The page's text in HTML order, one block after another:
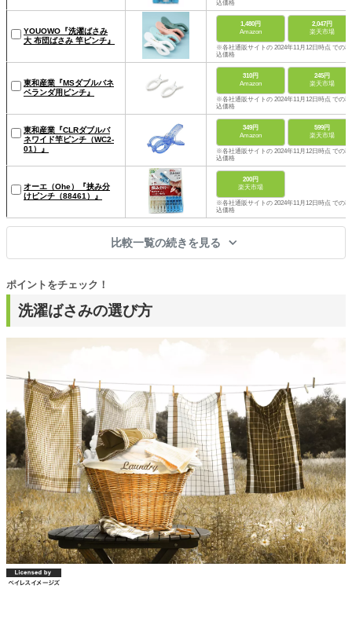
込価格
YOUOWO『洗濯ばさみ
大 布団ばさみ 竿ピンチ』
1,480円
Amazon
2,047円
楽天市場
※各社通販サイトの 2024年11月12日時点 での税
込価格
東和産業『MSダブルバネ
ベランダ用ピンチ』
310円
Amazon
245円
楽天市場
※各社通販サイトの 2024年11月12日時点 での税
込価格
東和産業『CLRダブルバ
ネワイド竿ピンチ（WC2-
01）』
349円
Amazon
599円
楽天市場
※各社通販サイトの 2024年11月12日時点 での税
込価格
オーエ（Ohe）『挟み分
けピンチ（88461）』
200円
楽天市場
※各社通販サイトの 2024年11月12日時点 での税
込価格
比較一覧の続きを見る
洗濯ばさみの選び方
ポイントをチェック！